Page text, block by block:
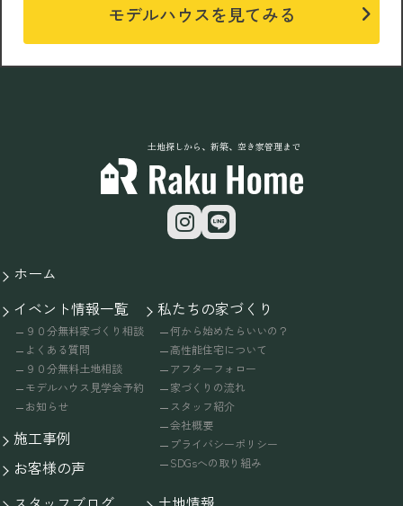
モデルハウスを見てみる
土地探しから、新築、空き家管理まで
ホーム
イベント情報一覧
９０分無料家づくり相談
よくある質問
９０分無料土地相談
モデルハウス見学会予約
お知らせ
施工事例
お客様の声
私たちの家づくり
何から始めたらいいの？
高性能住宅について
アフターフォロー
家づくりの流れ
スタッフ紹介
会社概要
プライバシーポリシー
SDGsへの取り組み